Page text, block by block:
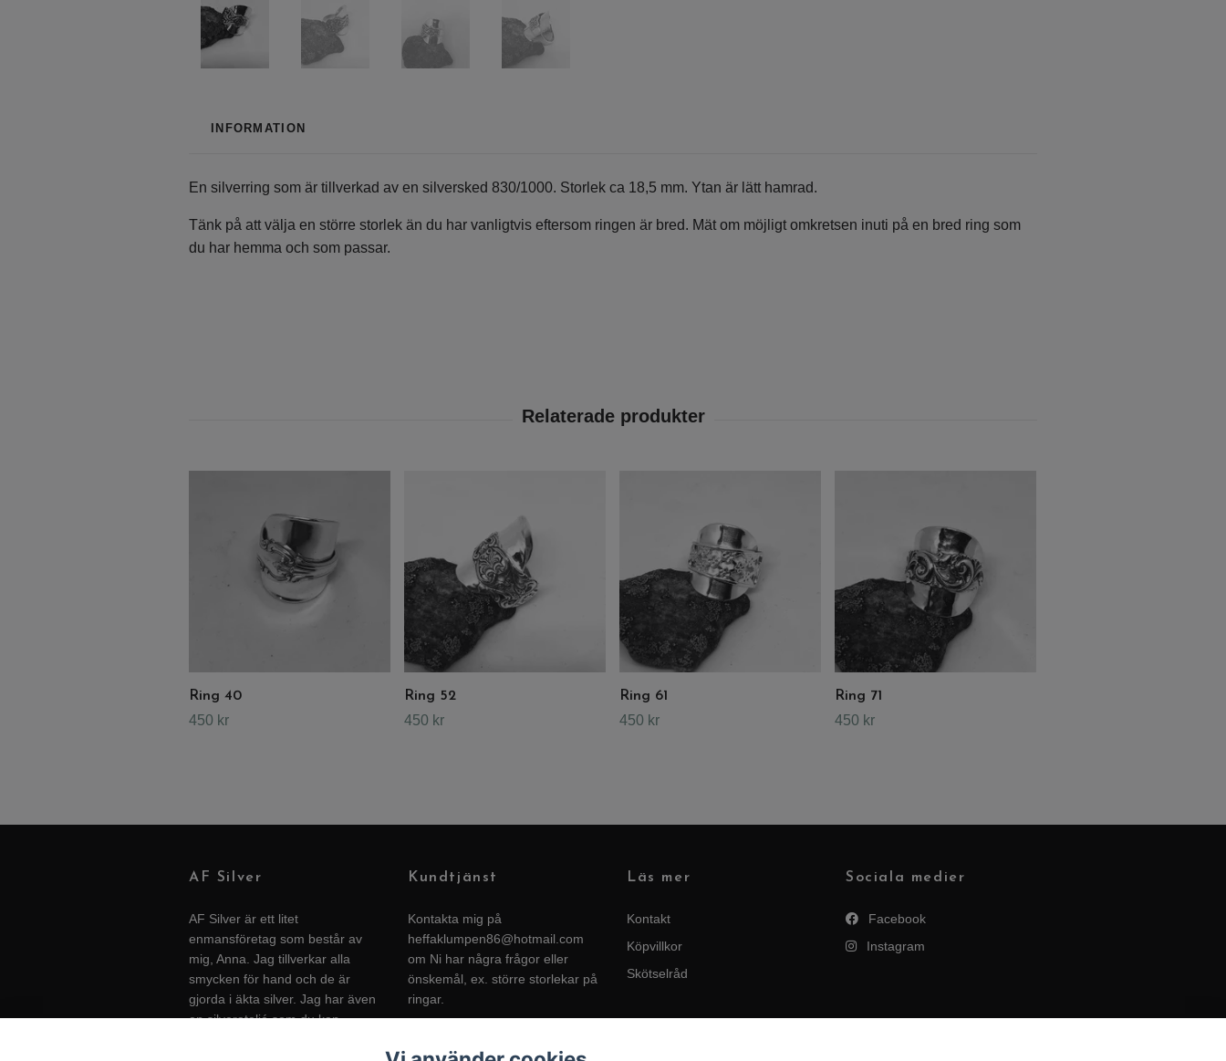
INFORMATION
En silverring som är tillverkad av en silversked 830/1000. Storlek ca 18,5 mm. Ytan är lätt hamrad.
Tänk på att välja en större storlek än du har vanligtvis eftersom ringen är bred. Mät om möjligt omkretsen inuti på en bred ring som
du har hemma och som passar.
Ring 40
450 kr
Ring 52
450 kr
Ring 61
450 kr
Ring 71
450 kr
AF Silver
AF Silver är ett litet
enmansföretag som består av
mig, Anna. Jag tillverkar alla
smycken för hand och de är
gjorda i äkta silver. Jag har även
en silverateljé som du kan
Kundtjänst
Kontakta mig på
heffaklumpen86@hotmail.com
om Ni har några frågor eller
önskemål, ex. större storlekar på
ringar.
Läs mer
Kontakt
Köpvillkor
Skötselråd
Sociala medier
Facebook
Instagram